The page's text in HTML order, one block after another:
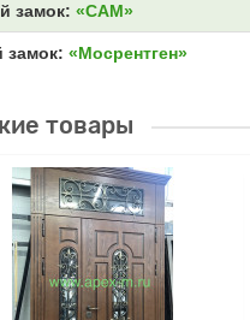
замок: «САМ»
замок: «Мосрентген»
товары